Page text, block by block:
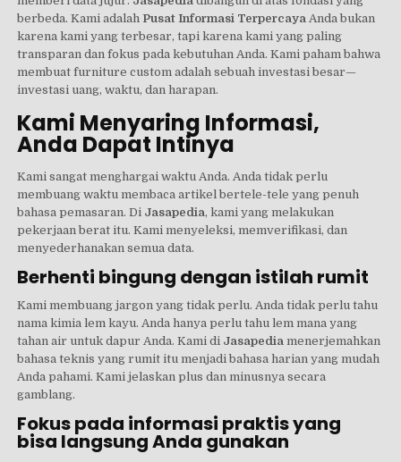
berbeda. Kami adalah Pusat Informasi Terpercaya Anda bukan
karena kami yang terbesar, tapi karena kami yang paling
transparan dan fokus pada kebutuhan Anda. Kami paham bahwa
membuat furniture custom adalah sebuah investasi besar—
investasi uang, waktu, dan harapan.
Kami Menyaring Informasi,
Anda Dapat Intinya
Kami sangat menghargai waktu Anda. Anda tidak perlu
membuang waktu membaca artikel bertele-tele yang penuh
bahasa pemasaran. Di Jasapedia, kami yang melakukan
pekerjaan berat itu. Kami menyeleksi, memverifikasi, dan
menyederhanakan semua data.
Berhenti bingung dengan istilah rumit
Kami membuang jargon yang tidak perlu. Anda tidak perlu tahu
nama kimia lem kayu. Anda hanya perlu tahu lem mana yang
tahan air untuk dapur Anda. Kami di Jasapedia menerjemahkan
bahasa teknis yang rumit itu menjadi bahasa harian yang mudah
Anda pahami. Kami jelaskan plus dan minusnya secara
gamblang.
Fokus pada informasi praktis yang
bisa langsung Anda gunakan